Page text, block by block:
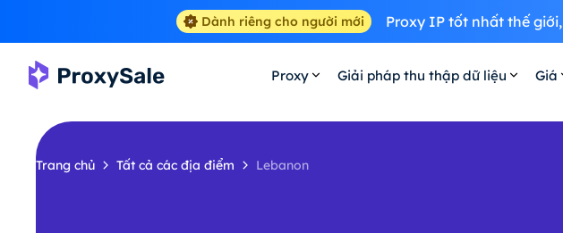
Dành riêng cho người mới Proxy IP tốt nhất thế giới,
Proxy Giải pháp thu thập dữ liệu Giá
Trang chủ Tất cả các địa điểm Lebanon